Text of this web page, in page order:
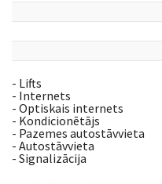
- Lifts
- Internets
- Optiskais internets
- Kondicionētājs
- Pazemes autostāvvieta
- Autostāvvieta
- Signalizācija